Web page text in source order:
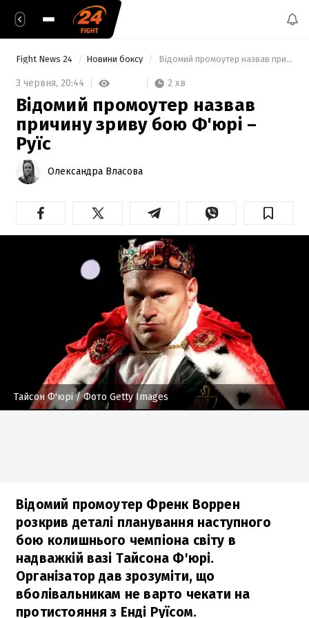
Fight News 24 Новини боксу Відомий промоутер назвав причину зриву бою Ф'юрі – Руїс
3 червня, 20:44 2 хв
Відомий промоутер назвав
причину зриву бою Ф'юрі –
Руїс
Олександра Власова
Тайсон Ф'юрі/ Фото Getty Images
Відомий промоутер Френк Воррен
розкрив деталі планування наступного
бою колишнього чемпіона світу в
надважкій вазі Тайсона Ф'юрі.
Організатор дав зрозуміти, що
вболівальникам не варто чекати на
протистояння з Енді Руїсом.